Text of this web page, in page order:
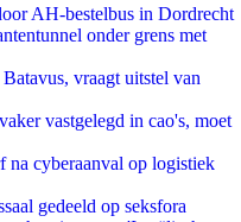
AH-bestelbus in Dordrecht
onder grens met
vraagt uitstel van
vastgelegd in cao's, moet
cyberaanval op logistiek
gedeeld op seksfora